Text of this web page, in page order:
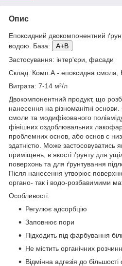
Опис
Епоксидний двокомпонентний
водою. База:
А+В
Застосування: інтер'єри, фасади
Склад: Комп.А - епоксидна смола,
Витрата: 7-14 м²/л
Двокомпонентний продукт, що
нанесення на різноманітні
смоли та модифікованого
фінішних оздоблювальних
проблемних основ, або основ с
здатністю. Може застосовуватись
приміщень, в якості ґрунту для
поверхонь та для ґрунтування
Після нанесення утворює
органо- так і водо-розбавимими
Особливості:
Регулює адсорбцію
Заповнює пори
Підходить під фарбування
Не містить органічних
Відмінна адгезія до більшості